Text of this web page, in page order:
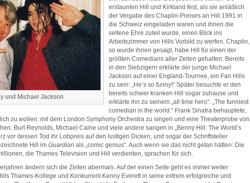
und Michael Jackson
erstaunten Hill und Kirkland fest, als sie anläßlich
der Vergabe des Chaplin-Preises an Hill 1991 in
die Schweiz eingeladen waren und ihnen die
seltene Ehre zuteil wurde, einen Blick ins
Arbeitszimmer von Hills Vorbild zu werfen. Chaplin,
so wurde ihnen gesagt, habe Hill für einen der
größten Comedians aller Zeiten gehalten. Bereits
in den Siebzigern erklärte der junge Michael
Jackson auf einer England-Tournee, ein Fan Hills
zu sein: „He’s so funny!“ Später besuchte er den
bereits schwer kranken Hill sogar zuhause und
erklärte ihn zu seinem „all time hero“: „The funniest
comedian in the world.“ Frank Sinatra behauptete,
zu wollen: mit dem London Symphony Orchestra zu singen und eine Theaterprobe von
Burt Reynolds, Michael Caine und viele andere sangen in „Benny Hill: The World’s
vor dessen Tod ihr Lobpreis auf den lustigen Dicken, und sogar der Schriftsteller
Hill im Guardian als „comic genius“. Auch wenn sie das nicht getan hätten: Die
die Thames Television und Hill verdienten, sprachen für sich.
ändern sich die Zeiten abermals. Auf der einen Seite geht es immer weiter
Thames-Kollege und Konkurrent Kenny Everett in seine extrem erfolgreiche und